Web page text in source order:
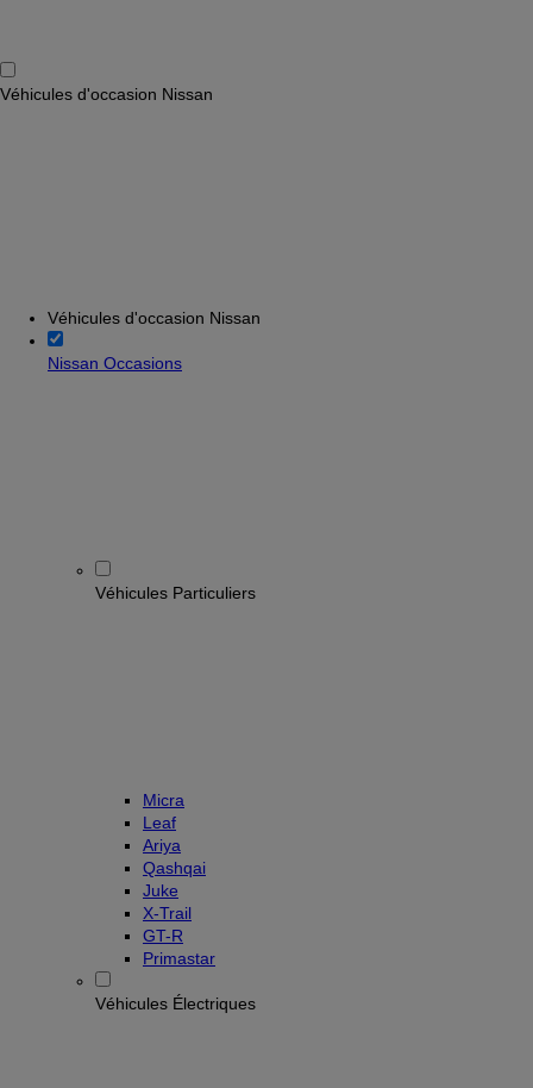
Véhicules d'occasion Nissan
Véhicules d'occasion Nissan
Nissan Occasions
Véhicules Particuliers
Micra
Leaf
Ariya
Qashqai
Juke
X-Trail
GT-R
Primastar
Véhicules Électriques